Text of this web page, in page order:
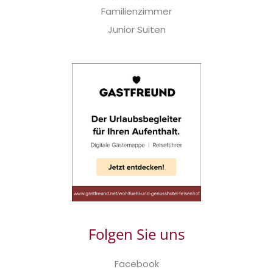
Familienzimmer
Junior Suiten
Folgen Sie uns
Facebook